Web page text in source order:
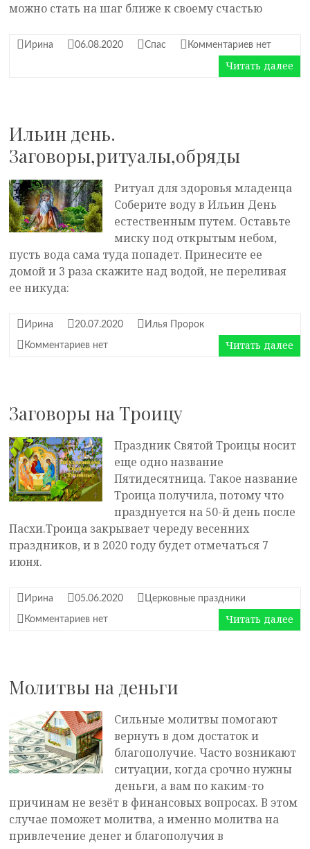
можно стать на шаг ближе к своему счастью
Ирина 06.08.2020 Спас Комментариев нет
Читать далее
Ильин день.
Заговоры,ритуалы,обряды
Ритуал для здоровья младенца
Соберите воду в Ильин День
естественным путем. Оставьте
миску под открытым небом,
пусть вода сама туда попадет. Принесите ее
домой и 3 раза скажите над водой, не переливая
ее никуда:
Ирина 20.07.2020 Илья Пророк
Комментариев нет Читать далее
Заговоры на Троицу
Праздник Святой Троицы носит
еще одно название
Пятидесятница. Такое название
Троица получила, потому что
празднуется на 50-й день после
Пасхи.Троица закрывает череду весенних
праздников, и в 2020 году будет отмечаться 7
июня.
Ирина 05.06.2020 Церковные праздники
Комментариев нет Читать далее
Молитвы на деньги
Сильные молитвы помогают
вернуть в дом достаток и
благополучие. Часто возникают
ситуации, когда срочно нужны
деньги, а вам по каким-то
причинам не везёт в финансовых вопросах. В этом
случае поможет молитва, а именно молитва на
привлечение денег и благополучия в